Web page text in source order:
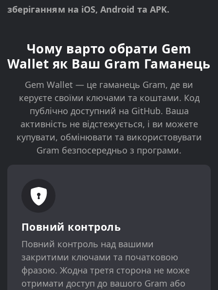
зберіганням на iOS, Android та APK.
Чому варто обрати Gem
Wallet як Ваш Gram Гаманець
Gem Wallet — це гаманець Gram, де ви
керуєте своїми ключами та коштами. Код
публічно доступний на GitHub. Ваша
активність не відстежується, і ви можете
купувати, обмінювати та використовувати
Gram безпосередньо з програми.
Повний контроль
Повний контроль над вашими
закритими ключами та початковою
фразою. Жодна третя сторона не може
отримати доступ до вашого Gram або